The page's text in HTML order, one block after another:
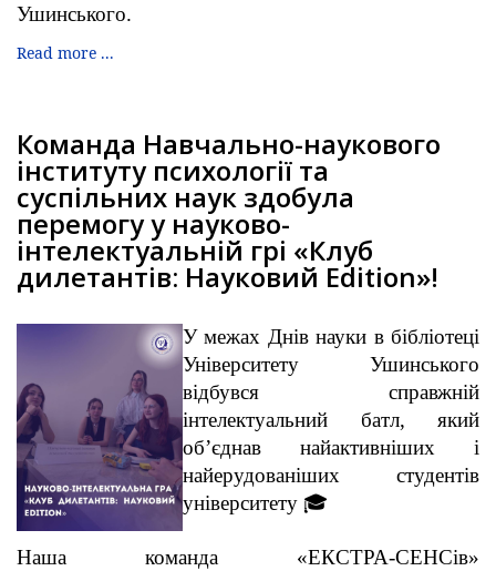
Ушинського.
Read more ...
Команда Навчально-наукового
інституту психології та
суспільних наук здобула
перемогу у науково-
інтелектуальній грі «Клуб
дилетантів: Науковий Edition»!
У межах Днів науки в бібліотеці
Університету Ушинського
відбувся справжній
інтелектуальний батл, який
об’єднав найактивніших і
найерудованіших студентів
університету 🎓
Наша команда «ЕКСТРА-СЕНСів»